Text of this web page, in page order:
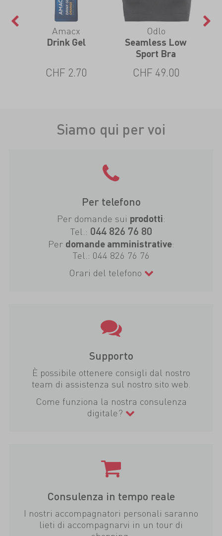
Amacx
Drink Gel
CHF 2.70
Odlo
Seamless Low
Sport Bra
CHF 49.00
Siamo qui per voi
Per telefono
Per domande sui prodotti:
Tel.: 044 826 76 80
Per domande amministrative:
Tel.: 044 826 76 76
Orari del telefono
Supporto
È possibile ottenere consigli dal nostro
team di assistenza sul nostro sito web.
Come funziona la nostra consulenza
digitale?
Consulenza in tempo reale
I nostri accompagnatori personali saranno
lieti di accompagnarvi in un tour di